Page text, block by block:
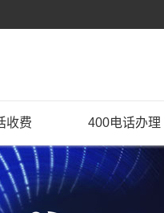
收费 400电话办理